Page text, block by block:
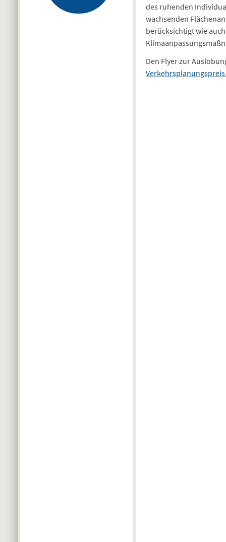
des ruhenden
wachsenden
berücksichtigt wie
Den Flyer zur